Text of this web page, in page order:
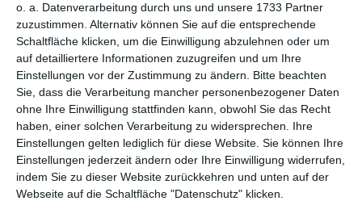
o. a. Datenverarbeitung durch uns und unsere 1733 Partner
zuzustimmen. Alternativ können Sie auf die entsprechende
Schaltfläche klicken, um die Einwilligung abzulehnen oder um
auf detailliertere Informationen zuzugreifen und um Ihre
Einstellungen vor der Zustimmung zu ändern. Bitte beachten
Sie, dass die Verarbeitung mancher personenbezogener Daten
ohne Ihre Einwilligung stattfinden kann, obwohl Sie das Recht
haben, einer solchen Verarbeitung zu widersprechen. Ihre
Einstellungen gelten lediglich für diese Website. Sie können Ihre
Einstellungen jederzeit ändern oder Ihre Einwilligung widerrufen,
indem Sie zu dieser Website zurückkehren und unten auf der
Webseite auf die Schaltfläche "Datenschutz" klicken.
WEITERE KARTEN IN DIESEN
KATEGORIEN ANSEHEN
Religiöse Feste und Feiertage
Jüdische Religion und Feiertage
Chanukka